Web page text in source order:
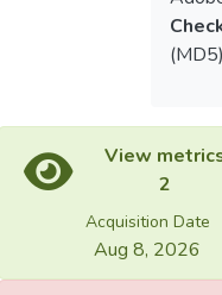
View
2
Acquisition Date
Aug 8, 2026